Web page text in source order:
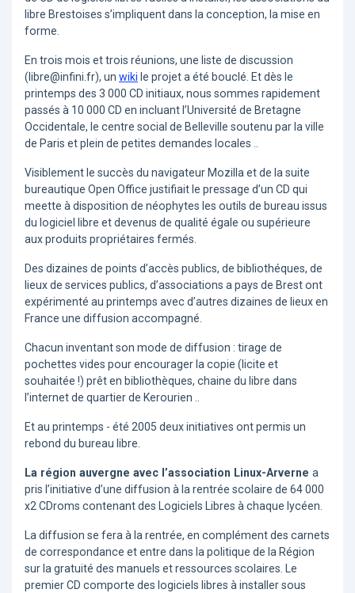
libre Brestoises s’impliquent dans la conception, la mise en
forme.
En trois mois et trois réunions, une liste de discussion
(libre@infini.fr), un wiki le projet a été bouclé. Et dès le
printemps des 3 000 CD initiaux, nous sommes rapidement
passés à 10 000 CD en incluant l’Université de Bretagne
Occidentale, le centre social de Belleville soutenu par la ville
de Paris et plein de petites demandes locales ..
Visiblement le succès du navigateur Mozilla et de la suite
bureautique Open Office justifiait le pressage d’un CD qui
meette à disposition de néophytes les outils de bureau issus
du logiciel libre et devenus de qualité égale ou supérieure
aux produits propriétaires fermés.
Des dizaines de points d’accès publics, de bibliothéques, de
lieux de services publics, d’associations a pays de Brest ont
expérimenté au printemps avec d’autres dizaines de lieux en
France une diffusion accompagné.
Chacun inventant son mode de diffusion : tirage de
pochettes vides pour encourager la copie (licite et
souhaitée !) prêt en bibliothèques, chaine du libre dans
l’internet de quartier de Kerourien ..
Et au printemps - été 2005 deux initiatives ont permis un
rebond du bureau libre.
La région auvergne avec l’association Linux-Arverne a
pris l’initiative d’une diffusion à la rentrée scolaire de 64 000
x2 CDroms contenant des Logiciels Libres à chaque lycéen.
La diffusion se fera à la rentrée, en complément des carnets
de correspondance et entre dans la politique de la Région
sur la gratuité des manuels et ressources scolaires. Le
premier CD comporte des logiciels libres à installer sous